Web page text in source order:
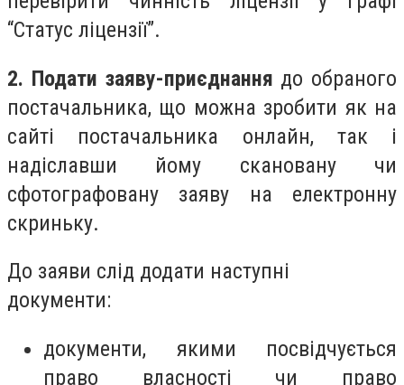
“Статус ліцензії”.
2. Подати заяву-приєднання до обраного
постачальника, що можна зробити як на
сайті постачальника онлайн, так і
надіславши йому скановану чи
сфотографовану заяву на електронну
скриньку.
До заяви слід додати наступні
документи:
документи, якими посвідчується
право власності чи право